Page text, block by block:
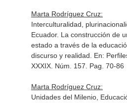
Marta Rodríguez Cruz:
Interculturalidad,
Ecuador. La construcción de
estado a través de la
discurso y realidad. En:
XXXIX. Núm. 157. Pag. 70-86
Marta Rodríguez Cruz:
Unidades del Milenio,